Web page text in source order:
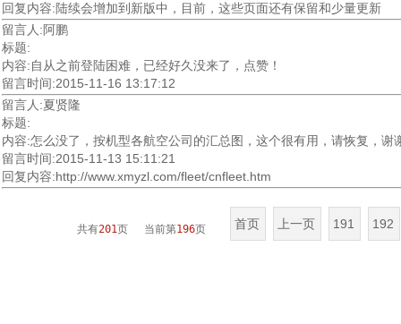
回复内容:陆续会增加到新版中，目前，这些页面还有保留和少量更新
留言人:阿鹏
标题:
内容:自从之前登陆困难，已经好久没来了，点赞！
留言时间:2015-11-16 13:17:12
留言人:夏贤隆
标题:
内容:怎么没了，按机型各航空公司的汇总图，这个很有用，请恢复，谢
留言时间:2015-11-13 15:11:21
回复内容:http://www.xmyzl.com/fleet/cnfleet.htm
共有201页 当前第196页 首页 上一页 191 192